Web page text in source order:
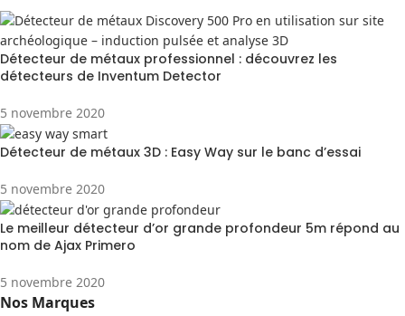
Détecteur de métaux professionnel : découvrez les
détecteurs de Inventum Detector
5 novembre 2020
Détecteur de métaux 3D : Easy Way sur le banc d’essai
5 novembre 2020
Le meilleur détecteur d’or grande profondeur 5m répond au
nom de Ajax Primero
5 novembre 2020
Nos Marques